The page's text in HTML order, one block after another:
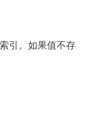
引。如果值不存